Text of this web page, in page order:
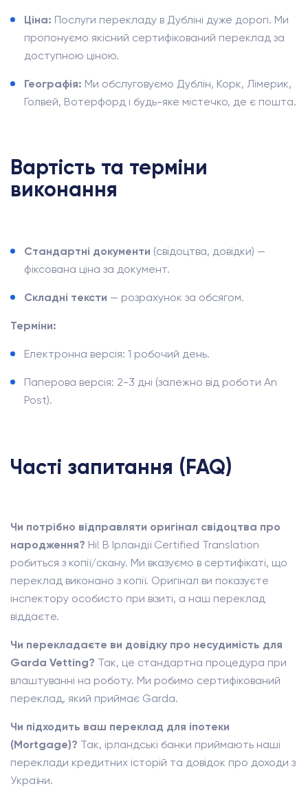
Ціна: Послуги перекладу в Дубліні дуже дорогі. Ми
пропонуємо якісний сертифікований переклад за
доступною ціною.
Географія: Ми обслуговуємо Дублін, Корк, Лімерик,
Голвей, Вотерфорд і будь-яке містечко, де є пошта.
Вартість та терміни
виконання
Стандартні документи (свідоцтва, довідки) —
фіксована ціна за документ.
Складні тексти — розрахунок за обсягом.
Терміни:
Електронна версія: 1 робочий день.
Паперова версія: 2-3 дні (залежно від роботи An
Post).
Часті запитання (FAQ)
Чи потрібно відправляти оригінал свідоцтва про
народження? Ні! В Ірландії Certified Translation
робиться з копії/скану. Ми вказуємо в сертифікаті, що
переклад виконано з копії. Оригінал ви показуєте
інспектору особисто при візиті, а наш переклад
віддаєте.
Чи перекладаєте ви довідку про несудимість для
Garda Vetting? Так, це стандартна процедура при
влаштуванні на роботу. Ми робимо сертифікований
переклад, який приймає Garda.
Чи підходить ваш переклад для іпотеки
(Mortgage)? Так, ірландські банки приймають наші
переклади кредитних історій та довідок про доходи з
України.